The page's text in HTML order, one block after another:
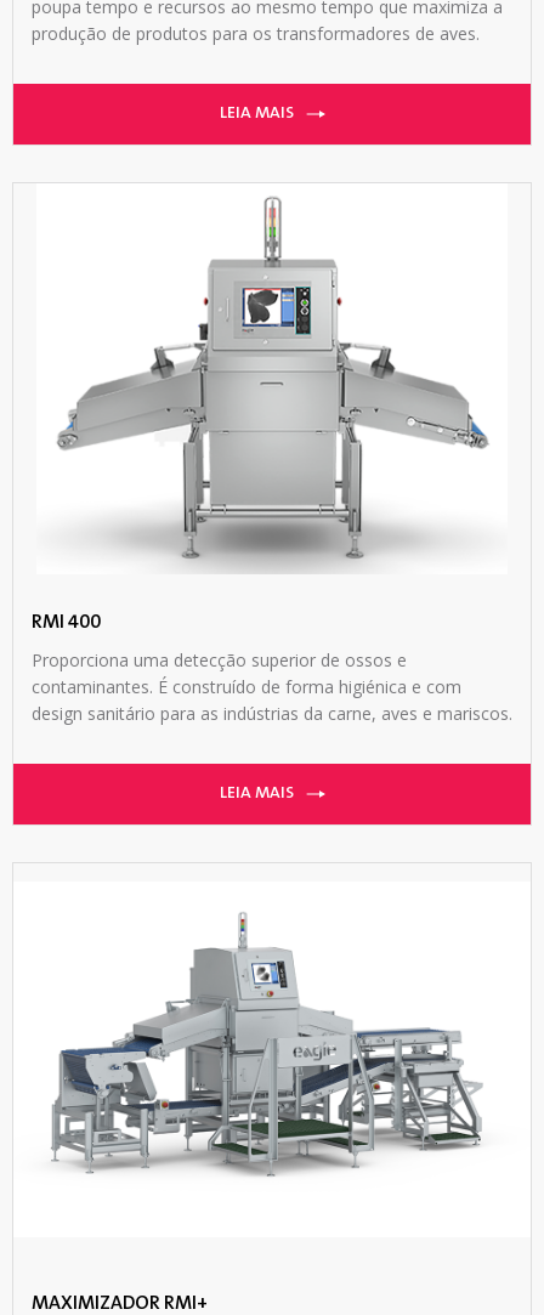
poupa tempo e recursos ao mesmo tempo que maximiza a
produção de produtos para os transformadores de aves.
LEIA MAIS
RMI 400
Proporciona uma detecção superior de ossos e
contaminantes. É construído de forma higiénica e com
design sanitário para as indústrias da carne, aves e mariscos.
LEIA MAIS
MAXIMIZADOR RMI+